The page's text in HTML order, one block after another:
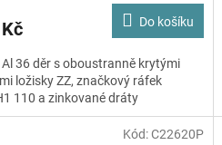
Do košíku
36 děr s oboustranně krytými
ložisky ZZ, značkový ráfek
110 a zinkované dráty
Kód:C22620P